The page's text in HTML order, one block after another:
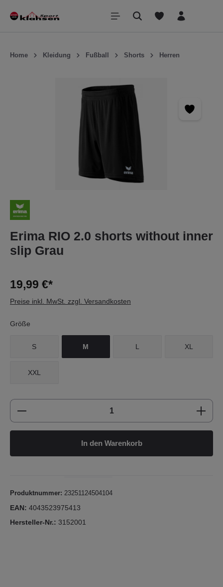
springen
Home Kleidung Fußball Shorts Herren
Erima RIO 2.0 shorts without inner
slip Grau
19,99 €*
Preise inkl. MwSt. zzgl. Versandkosten
Größe
S M L XL
XXL
Produkt Anzahl: Gib den gewünschten
In den Warenkorb
Produktnummer: 23251124504104
EAN: 4043523975413
Hersteller-Nr.: 3152001